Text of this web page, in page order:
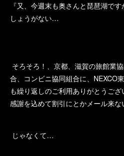
『又、今週末も奥さんと琵琶湖です
しょうがない…
そろそろ！、京都、滋賀の旅館業
合、コンビニ協同組合に、NEXCO
も繰り返しのご利用ありがとうご
感謝を込めて割引にとかメール来
じゃなくて…